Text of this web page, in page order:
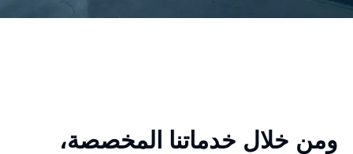
ومن خلال خدماتنا المخصصة،